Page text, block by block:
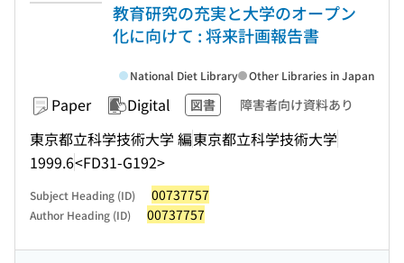
教育研究の充実と大学のオープン
化に向けて : 将来計画報告書
Paper Digital 図書 障害者向け資料あり
東京都立科学技術大学 編東京都立科学技術大学
1999.6<FD31-G192>
National Diet Library Other Libraries in Japan
Subject Heading (ID) 00737757
Author Heading (ID) 00737757